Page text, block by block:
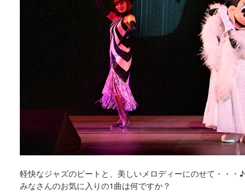
軽快なジャズのビートと、美しいメロディーにのせて・・・♪
みなさんのお気に入りの1曲は何ですか？